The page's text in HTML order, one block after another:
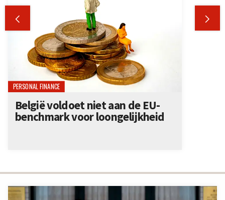
 
PERSONAL FINANCE
België voldoet niet aan de EU-
benchmark voor loongelijkheid